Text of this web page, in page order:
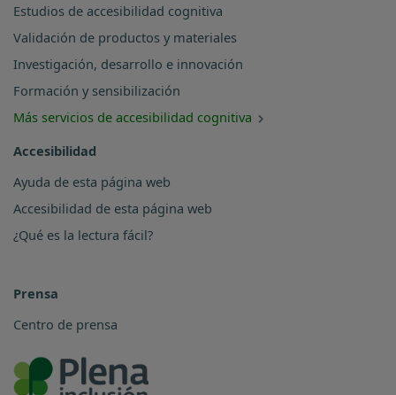
Estudios de accesibilidad cognitiva
Validación de productos y materiales
Investigación, desarrollo e innovación
Formación y sensibilización
Más servicios de accesibilidad cognitiva
Accesibilidad
Ayuda de esta página web
Accesibilidad de esta página web
¿Qué es la lectura fácil?
Prensa
Centro de prensa